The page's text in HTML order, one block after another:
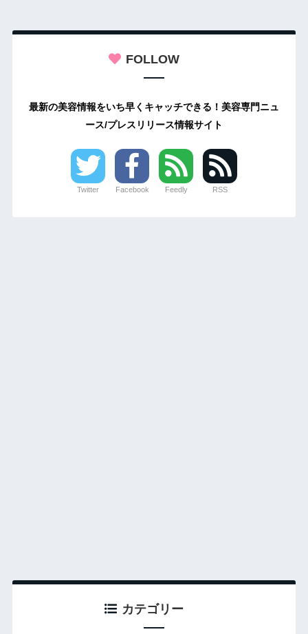
FOLLOW
最新の美容情報をいち早くキャッチできる！美容専門ニュ
ース/プレスリリース情報サイト
Twitter Facebook Feedly RSS
カテゴリー